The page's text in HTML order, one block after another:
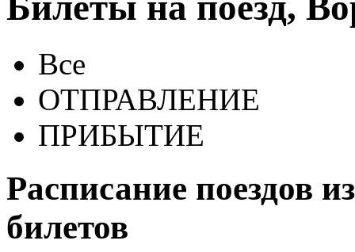
Все
ОТПРАВЛЕНИЕ
ПРИБЫТИЕ
Расписание поездов
билетов